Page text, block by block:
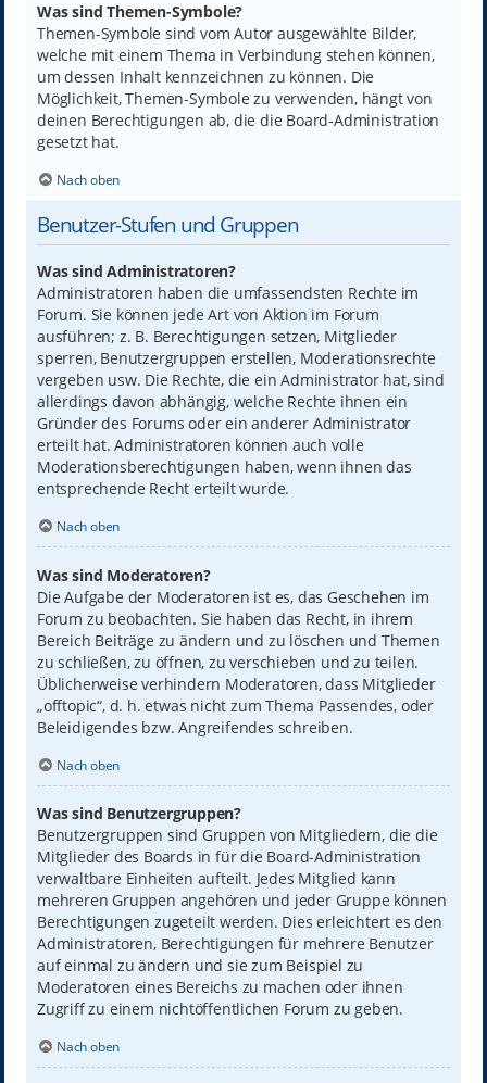
Was sind Themen-Symbole?
Themen-Symbole sind vom Autor ausgewählte Bilder,
welche mit einem Thema in Verbindung stehen können,
um dessen Inhalt kennzeichnen zu können. Die
Möglichkeit, Themen-Symbole zu verwenden, hängt von
deinen Berechtigungen ab, die die Board-Administration
gesetzt hat.
Nach oben
Benutzer-Stufen und Gruppen
Was sind Administratoren?
Administratoren haben die umfassendsten Rechte im
Forum. Sie können jede Art von Aktion im Forum
ausführen; z. B. Berechtigungen setzen, Mitglieder
sperren, Benutzergruppen erstellen, Moderationsrechte
vergeben usw. Die Rechte, die ein Administrator hat, sind
allerdings davon abhängig, welche Rechte ihnen ein
Gründer des Forums oder ein anderer Administrator
erteilt hat. Administratoren können auch volle
Moderationsberechtigungen haben, wenn ihnen das
entsprechende Recht erteilt wurde.
Nach oben
Was sind Moderatoren?
Die Aufgabe der Moderatoren ist es, das Geschehen im
Forum zu beobachten. Sie haben das Recht, in ihrem
Bereich Beiträge zu ändern und zu löschen und Themen
zu schließen, zu öffnen, zu verschieben und zu teilen.
Üblicherweise verhindern Moderatoren, dass Mitglieder
„offtopic“, d. h. etwas nicht zum Thema Passendes, oder
Beleidigendes bzw. Angreifendes schreiben.
Nach oben
Was sind Benutzergruppen?
Benutzergruppen sind Gruppen von Mitgliedern, die die
Mitglieder des Boards in für die Board-Administration
verwaltbare Einheiten aufteilt. Jedes Mitglied kann
mehreren Gruppen angehören und jeder Gruppe können
Berechtigungen zugeteilt werden. Dies erleichtert es den
Administratoren, Berechtigungen für mehrere Benutzer
auf einmal zu ändern und sie zum Beispiel zu
Moderatoren eines Bereichs zu machen oder ihnen
Zugriff zu einem nichtöffentlichen Forum zu geben.
Nach oben